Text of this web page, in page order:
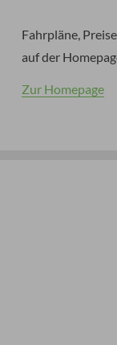
Fahrpläne,
auf der
Zur Homepage